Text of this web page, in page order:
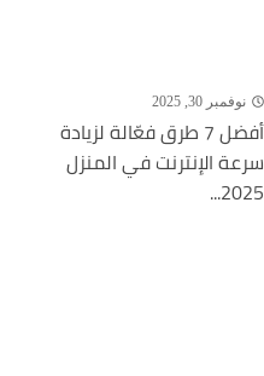
نوفمبر 30, 2025
أفضل 7 طرق فعّالة لزيادة
سرعة الإنترنت في المنزل
2025...